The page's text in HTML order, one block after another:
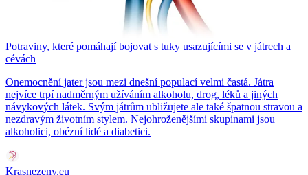
Potraviny, které pomáhají bojovat s tuky usazujícími se v játrech a
cévách
Onemocnění jater jsou mezi dnešní populací velmi častá. Játra
nejvíce trpí nadměrným užíváním alkoholu, drog, léků a jiných
návykových látek. Svým játrům ubližujete ale také špatnou stravou a
nezdravým životním stylem. Nejohroženějšími skupinami jsou
alkoholici, obézní lidé a diabetici.
Krasnezeny.eu